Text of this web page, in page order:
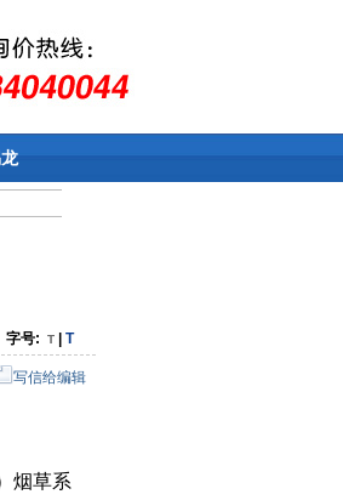
字号: T T
写信给编辑
烟草系